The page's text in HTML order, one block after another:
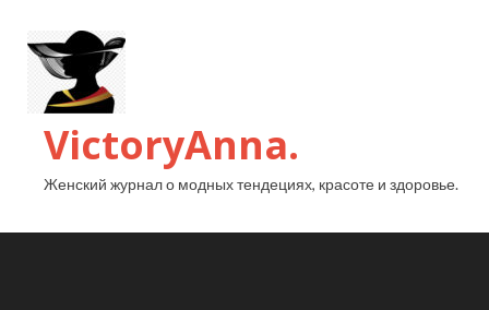
VictoryAnna.
Женский журнал о модных тендециях, красоте и здоровье.